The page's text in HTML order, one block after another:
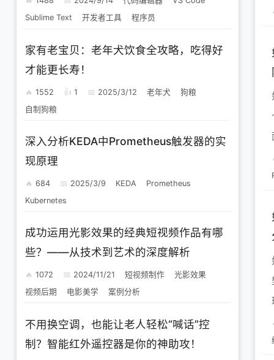
Sublime Text
开发者工具 程序员
家有老宝贝：老年犬饮食全攻略，吃得好
才能更长寿！
1552 1 2025/3/12 老年犬
狗粮
自制狗粮
深入分析KEDA中Prometheus触发器的实
现原理
684 2025/3/9 KEDA
Prometheus
Kubernetes
成功运用光影效果的经典短视频作品有哪
些？——从技术到艺术的深度解析
1072 2024/11/21 短视频制作
光影效果
视频后期
电影美学 案例分析
不用换空调，也能让老人轻松“喊话”控
制？智能红外遥控器是你的神助攻！